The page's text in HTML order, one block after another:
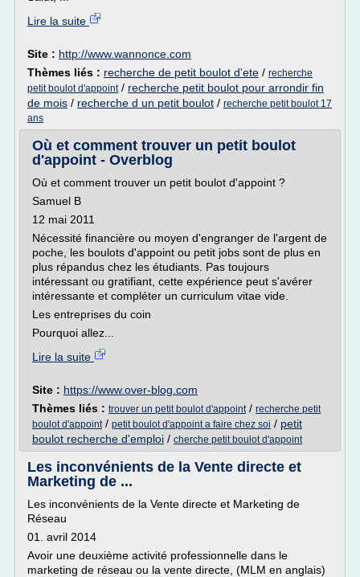
Lire la suite
Site : http://www.wannonce.com
Thèmes liés : recherche de petit boulot d'ete / recherche
petit boulot d'appoint/ recherche petit boulot pour arrondir fin
de mois / recherche d un petit boulot / recherche petit boulot 17
ans
Où et comment trouver un petit boulot
d'appoint - Overblog
Où et comment trouver un petit boulot d'appoint ?
Samuel B
12 mai 2011
Nécessité financière ou moyen d'engranger de l'argent de
poche, les boulots d'appoint ou petit jobs sont de plus en
plus répandus chez les étudiants. Pas toujours
intéressant ou gratifiant, cette expérience peut s'avérer
intéressante et compléter un curriculum vitae vide.
Les entreprises du coin
Pourquoi allez...
Lire la suite
Site : https://www.over-blog.com
Thèmes liés : trouver un petit boulot d'appoint/ recherche petit
boulot d'appoint/ petit boulot d'appoint a faire chez soi / petit
boulot recherche d'emploi / cherche petit boulot d'appoint
Les inconvénients de la Vente directe et
Marketing de ...
Les inconvénients de la Vente directe et Marketing de
Réseau
01. avril 2014
Avoir une deuxième activité professionnelle dans le
marketing de réseau ou la vente directe, (MLM en anglais)